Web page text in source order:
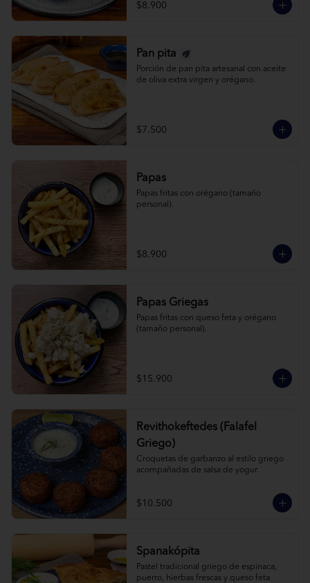
$8.900
Pan pita
Porción de pan pita artesanal con aceite
de oliva extra virgen y orégano.
$7.500
Papas
Papas fritas con orégano (tamaño
personal).
$8.900
Papas Griegas
Papas fritas con queso feta y orégano
(tamaño personal).
$15.900
Revithokeftedes (Falafel
Griego)
Croquetas de garbanzo al estilo griego
acompañadas de salsa de yogur.
$10.500
Spanakópita
Pastel tradicional griego de espinaca,
puerro, hierbas frescas y queso feta